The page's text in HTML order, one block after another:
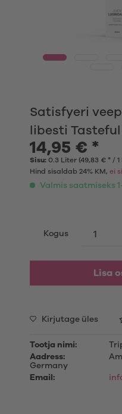
Satisfyeri
libesti
14,95 € *
Sisu: 0.3 Liter (49,83 € * / 1
Hind sisaldab 24% KM, ei
Valmis saatmiseks
Kogus
Lisa
Kirjutage üles
Tootja nimi:
Aadress:
Germany
Email: